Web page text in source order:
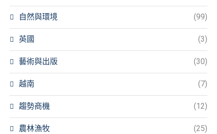
自然與環境 (99)
英國 (3)
藝術與出版 (30)
越南 (7)
趨勢商機 (12)
農林漁牧 (25)